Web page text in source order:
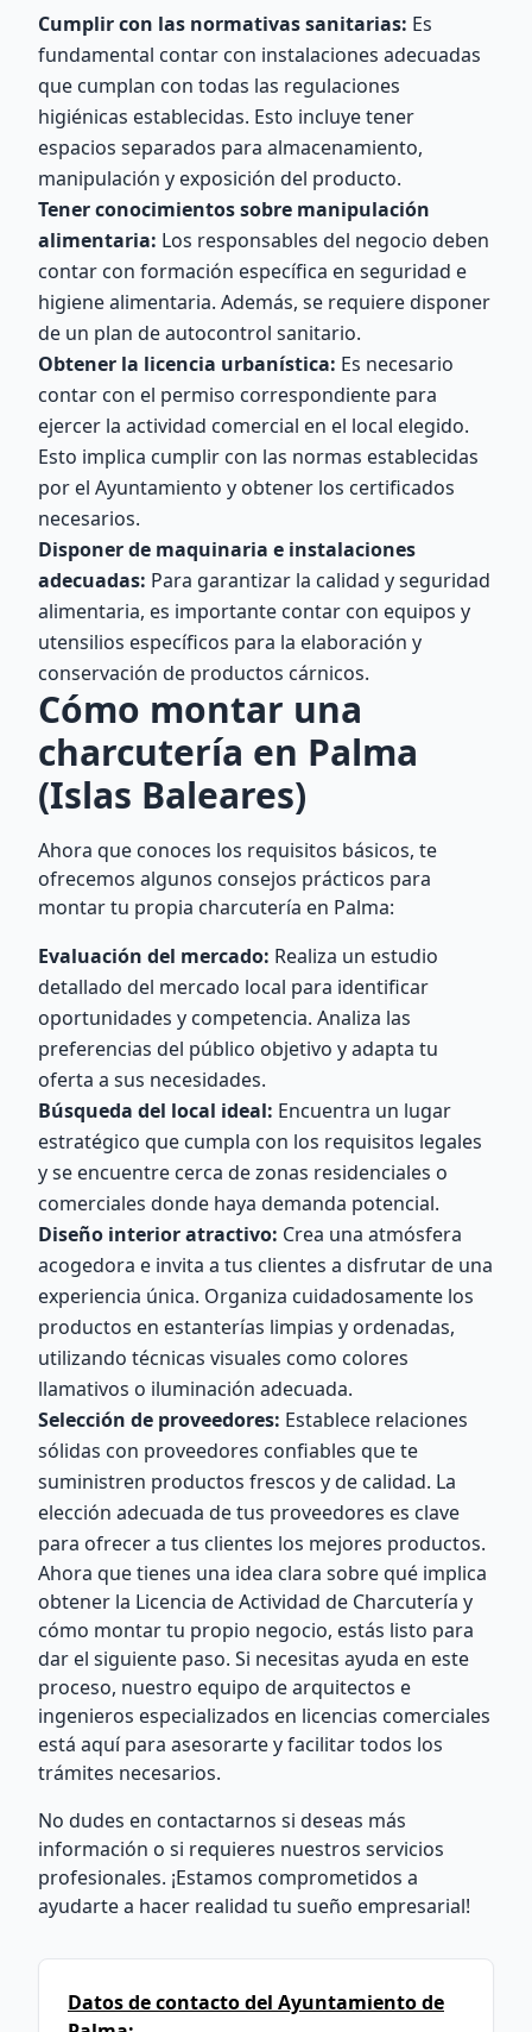
Cumplir con las normativas sanitarias: Es
fundamental contar con instalaciones adecuadas
que cumplan con todas las regulaciones
higiénicas establecidas. Esto incluye tener
espacios separados para almacenamiento,
manipulación y exposición del producto.
Tener conocimientos sobre manipulación
alimentaria: Los responsables del negocio deben
contar con formación específica en seguridad e
higiene alimentaria. Además, se requiere disponer
de un plan de autocontrol sanitario.
Obtener la licencia urbanística: Es necesario
contar con el permiso correspondiente para
ejercer la actividad comercial en el local elegido.
Esto implica cumplir con las normas establecidas
por el Ayuntamiento y obtener los certificados
necesarios.
Disponer de maquinaria e instalaciones
adecuadas: Para garantizar la calidad y seguridad
alimentaria, es importante contar con equipos y
utensilios específicos para la elaboración y
conservación de productos cárnicos.
Cómo montar una
charcutería en Palma
(Islas Baleares)
Ahora que conoces los requisitos básicos, te
ofrecemos algunos consejos prácticos para
montar tu propia charcutería en Palma:
Evaluación del mercado: Realiza un estudio
detallado del mercado local para identificar
oportunidades y competencia. Analiza las
preferencias del público objetivo y adapta tu
oferta a sus necesidades.
Búsqueda del local ideal: Encuentra un lugar
estratégico que cumpla con los requisitos legales
y se encuentre cerca de zonas residenciales o
comerciales donde haya demanda potencial.
Diseño interior atractivo: Crea una atmósfera
acogedora e invita a tus clientes a disfrutar de una
experiencia única. Organiza cuidadosamente los
productos en estanterías limpias y ordenadas,
utilizando técnicas visuales como colores
llamativos o iluminación adecuada.
Selección de proveedores: Establece relaciones
sólidas con proveedores confiables que te
suministren productos frescos y de calidad. La
elección adecuada de tus proveedores es clave
para ofrecer a tus clientes los mejores productos.
Ahora que tienes una idea clara sobre qué implica
obtener la Licencia de Actividad de Charcutería y
cómo montar tu propio negocio, estás listo para
dar el siguiente paso. Si necesitas ayuda en este
proceso, nuestro equipo de arquitectos e
ingenieros especializados en licencias comerciales
está aquí para asesorarte y facilitar todos los
trámites necesarios.
No dudes en contactarnos si deseas más
información o si requieres nuestros servicios
profesionales. ¡Estamos comprometidos a
ayudarte a hacer realidad tu sueño empresarial!
Datos de contacto del Ayuntamiento de